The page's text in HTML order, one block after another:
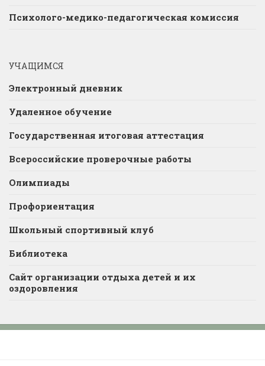
Психолого-медико-педагогическая комиссия
УЧАЩИМСЯ
Электронный дневник
Удаленное обучение
Государственная итоговая аттестация
Всероссийские проверочные работы
Олимпиады
Профориентация
Школьный спортивный клуб
Библиотека
Сайт организации отдыха детей и их
оздоровления